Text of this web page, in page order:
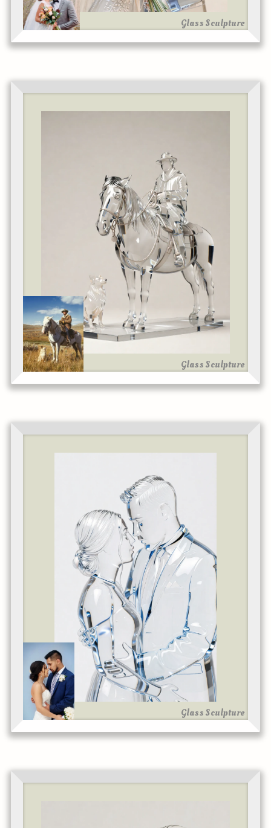
Glass Sculpture
Glass Sculpture
Glass Sculpture